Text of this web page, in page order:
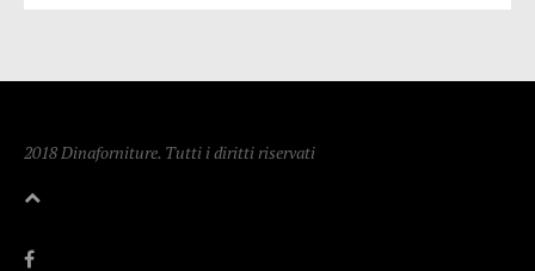
2018 Dinaforniture. Tutti i diritti riservati